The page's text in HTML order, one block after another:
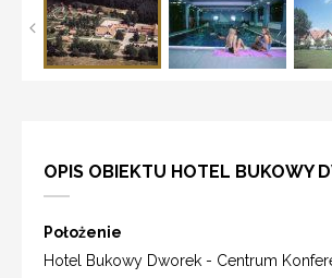
OPIS OBIEKTU HOTEL BUKOWY
Położenie
Hotel Bukowy Dworek - Centrum